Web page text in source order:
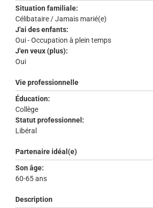
Situation familiale:
Célibataire / Jamais marié(e)
J'ai des enfants:
Oui - Occupation à plein temps
J'en veux (plus):
Oui
Vie professionnelle
Éducation:
Collège
Statut professionnel:
Libéral
Partenaire idéal(e)
Son âge:
60-65 ans
Description